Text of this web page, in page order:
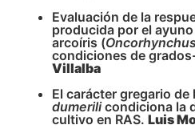
Evaluación de la
producida por el
arcoíris (
condiciones de
Villalba
El carácter gregario
dumerilicondiciona la
cultivo en RAS. Luis